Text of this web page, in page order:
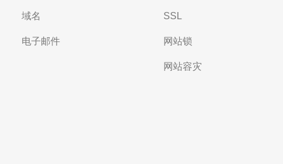
域名
电子邮件
SSL
网站锁
网站容灾